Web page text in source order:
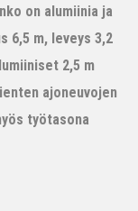
on alumiinia ja
6,5 m, leveys 3,2
2,5 m
ajoneuvojen
työtasona